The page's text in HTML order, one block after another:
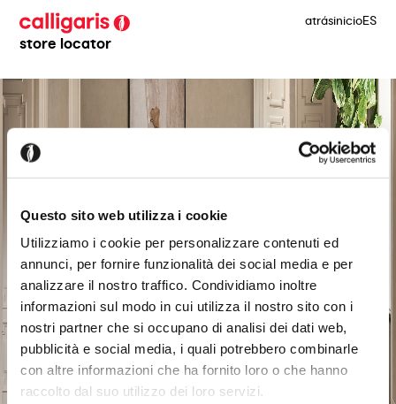
Questo sito web utilizza i cookie
Utilizziamo i cookie per personalizzare contenuti ed
annunci, per fornire funzionalità dei social media e per
analizzare il nostro traffico. Condividiamo inoltre
informazioni sul modo in cui utilizza il nostro sito con i
nostri partner che si occupano di analisi dei dati web,
pubblicità e social media, i quali potrebbero combinarle
con altre informazioni che ha fornito loro o che hanno
raccolto dal suo utilizzo dei loro servizi.
store locator
atrásinicioES